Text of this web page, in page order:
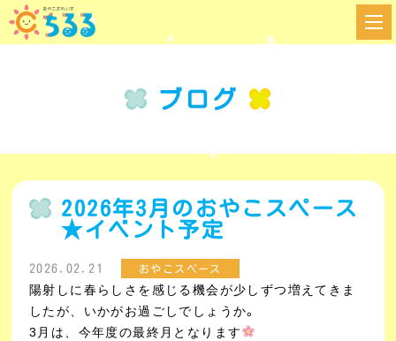
ブログ
2026年3月のおやこスペース
★イベント予定
2026.02.21 おやこスペース
陽射しに春らしさを感じる機会が少しずつ増えてきま
したが、いかがお過ごしでしょうか。
3月は、今年度の最終月となります